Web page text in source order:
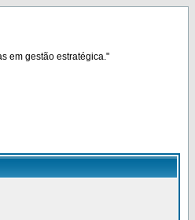
em gestão estratégica."